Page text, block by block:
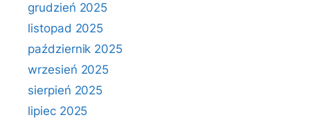
grudzień 2025
listopad 2025
październik 2025
wrzesień 2025
sierpień 2025
lipiec 2025